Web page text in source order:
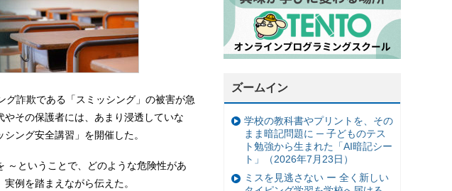
詐欺である「スミッシング」の被害が急
その保護者には、あまり浸透していな
ング安全講習」を開催した。
～ということで、どのような危険性があ
例を踏まえながら伝えた。
ズームイン
学校の教科書やプリントを、その
まま暗記問題に ─ 子どものテス
ト勉強から生まれた「AI暗記シー
ト」（2026年7月23日）
ミスを見逃さない ー 全く新しい